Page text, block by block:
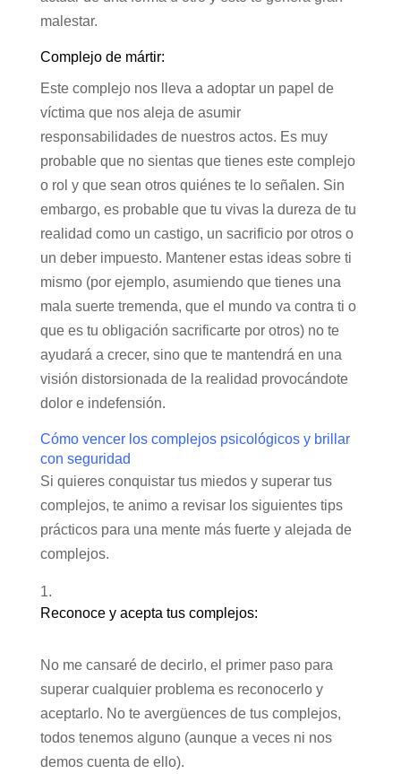
malestar.
Complejo de mártir:
Este complejo nos lleva a adoptar un papel de
víctima que nos aleja de asumir
responsabilidades de nuestros actos. Es muy
probable que no sientas que tienes este complejo
o rol y que sean otros quiénes te lo señalen. Sin
embargo, es probable que tu vivas la dureza de tu
realidad como un castigo, un sacrificio por otros o
un deber impuesto. Mantener estas ideas sobre ti
mismo (por ejemplo, asumiendo que tienes una
mala suerte tremenda, que el mundo va contra ti o
que es tu obligación sacrificarte por otros) no te
ayudará a crecer, sino que te mantendrá en una
visión distorsionada de la realidad provocándote
dolor e indefensión.
Cómo vencer los complejos psicológicos y brillar
con seguridad
Si quieres conquistar tus miedos y superar tus
complejos, te animo a revisar los siguientes tips
prácticos para una mente más fuerte y alejada de
complejos.
Reconoce y acepta tus complejos:
No me cansaré de decirlo, el primer paso para
superar cualquier problema es reconocerlo y
aceptarlo. No te avergüences de tus complejos,
todos tenemos alguno (aunque a veces ni nos
demos cuenta de ello).